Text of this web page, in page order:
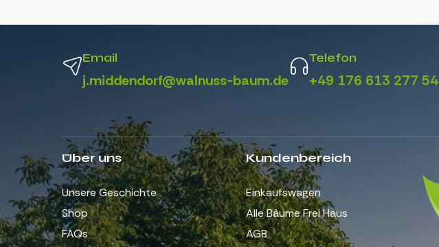
Email
j.middendorf@walnuss-baum.de
Telefon
+49 176 613 277 54
Über uns
Unsere Geschichte
Shop
FAQs
Kundenbereich
Einkaufswagen
Alle Bäume Frei Haus
AGB